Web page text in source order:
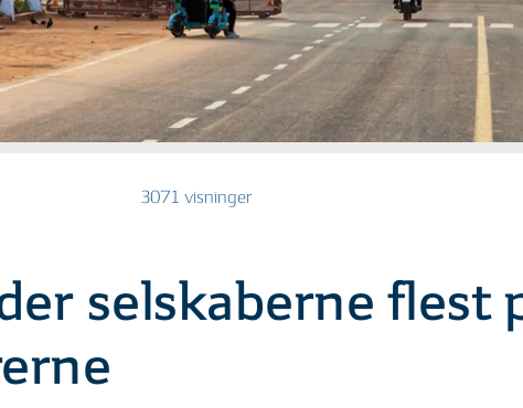
3071 visninger
selskaberne flest